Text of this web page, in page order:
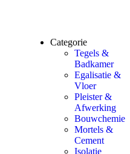
Categorie
Tegels &
Badkamer
Egalisatie &
Vloer
Pleister &
Afwerking
Bouwchemie
Mortels &
Cement
Isolatie